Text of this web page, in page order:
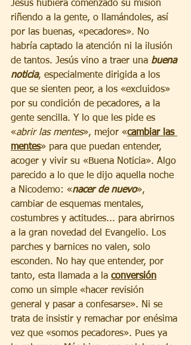
Jesús hubiera comenzado su misión
riñendo a la gente, o llamándoles, así
por las buenas, «pecadores». No
habría captado la atención ni la ilusión
de tantos. Jesús vino a traer una buena
noticia, especialmente dirigida a los
que se sienten peor, a los «excluidos»
por su condición de pecadores, a la
gente sencilla. Y lo que les pide es
«abrir las mentes», mejor «cambiar las
mentes» para que puedan entender,
acoger y vivir su «Buena Noticia». Algo
parecido a lo que le dijo aquella noche
a Nicodemo: «nacer de nuevo»,
cambiar de esquemas mentales,
costumbres y actitudes... para abrirnos
a la gran novedad del Evangelio. Los
parches y barnices no valen, solo
esconden. No hay que entender, por
tanto, esta llamada a la conversión
como un simple «hacer revisión
general y pasar a confesarse». Ni se
trata de insistir y remachar por enésima
vez que «somos pecadores». Pues ya